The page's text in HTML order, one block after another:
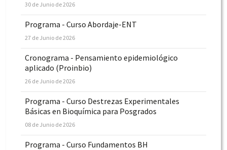
30 de Junio de 2026
Programa - Curso Abordaje-ENT
27 de Junio de 2026
Cronograma - Pensamiento epidemiológico
aplicado (Proinbio)
26 de Junio de 2026
Programa - Curso Destrezas Experimentales
Básicas en Bioquímica para Posgrados
08 de Junio de 2026
Programa - Curso Fundamentos BH